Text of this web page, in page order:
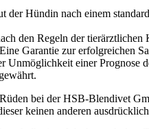
Hündin nach einem
den Regeln der
Garantie zur erfolgreichen
einer Prognose
bei der HSB-Blendivet
keinen anderen